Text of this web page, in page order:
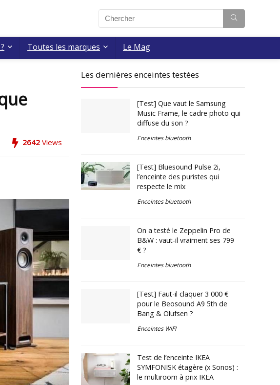
Toutes les marques Le Mag
2642 Views
Les dernières enceintes testées
[Test] Que vaut le Samsung
Music Frame, le cadre photo qui
diffuse du son ?
Enceintes bluetooth
[Test] Bluesound Pulse 2i,
l’enceinte des puristes qui
respecte le mix
Enceintes bluetooth
On a testé le Zeppelin Pro de
B&W : vaut-il vraiment ses 799
€ ?
Enceintes bluetooth
[Test] Faut-il claquer 3 000 €
pour le Beosound A9 5th de
Bang & Olufsen ?
Enceintes WiFI
Test de l’enceinte IKEA
SYMFONISK étagère (x Sonos) :
le multiroom à prix IKEA